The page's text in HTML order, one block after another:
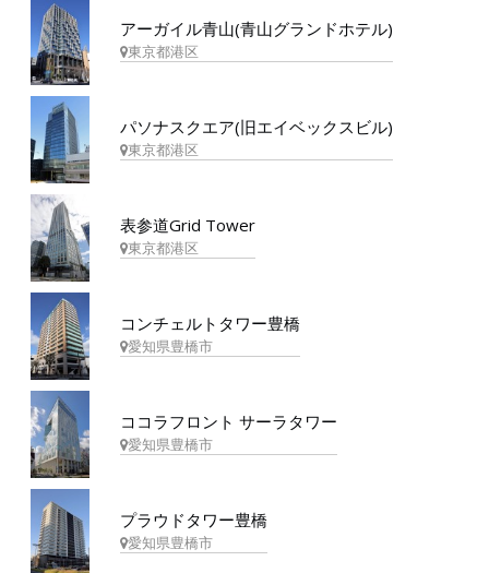
アーガイル青山(青山グランドホテル)
東京都港区
パソナスクエア(旧エイベックスビル)
東京都港区
表参道Grid Tower
東京都港区
コンチェルトタワー豊橋
愛知県豊橋市
ココラフロント サーラタワー
愛知県豊橋市
プラウドタワー豊橋
愛知県豊橋市